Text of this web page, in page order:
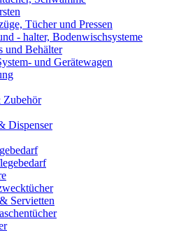
Tücher und Pressen
- halter, Bodenwischsysteme
und Behälter
und Gerätewagen
Zubehör
Dispenser
Servietten